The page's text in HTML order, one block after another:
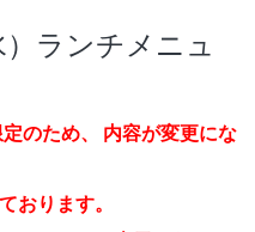
ランチメニュ
のため、
内容が変更にな
おります。